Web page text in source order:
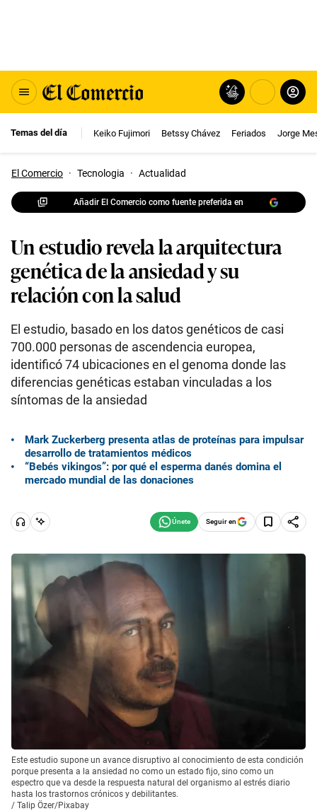
Temas del día Keiko Fujimori Betssy Chávez Feriados Jorge
El Comercio · Tecnologia · Actualidad
Añadir El Comercio como fuente preferida en
Un estudio revela la arquitectura
genética de la ansiedad y su
relación con la salud
El estudio, basado en los datos genéticos de casi
700.000 personas de ascendencia europea,
identificó 74 ubicaciones en el genoma donde las
diferencias genéticas estaban vinculadas a los
síntomas de la ansiedad
Mark Zuckerberg presenta atlas de proteínas para impulsar
desarrollo de tratamientos médicos
“Bebés vikingos”: por qué el esperma danés domina el
mercado mundial de las donaciones
Seguir en
Este estudio supone un avance disruptivo al conocimiento de esta condición
porque presenta a la ansiedad no como un estado fijo, sino como un
espectro que va desde la respuesta natural del organismo al estrés diario
hasta los trastornos crónicos y debilitantes.
/ Talip Özer/Pixabay